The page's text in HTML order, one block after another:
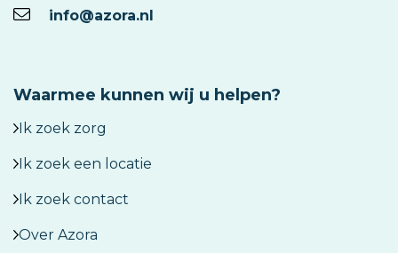
info@azora.nl
Waarmee kunnen wij u helpen?
Ik zoek zorg
Ik zoek een locatie
Ik zoek contact
Over Azora